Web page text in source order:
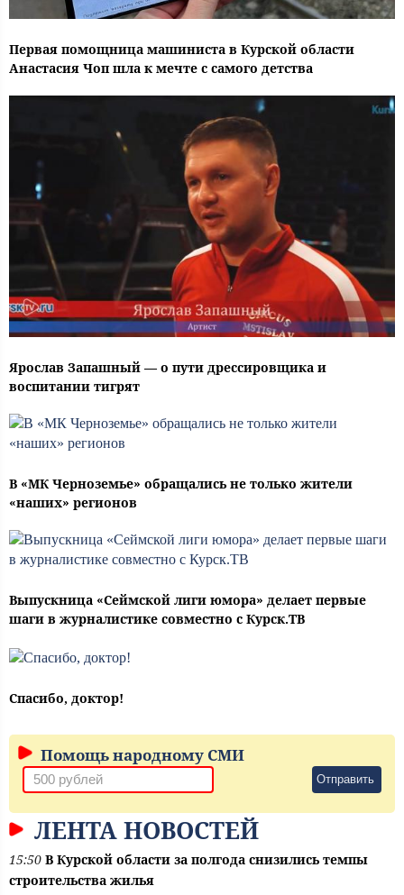
Первая помощница машиниста в Курской области
Анастасия Чоп шла к мечте с самого детства
Ярослав Запашный — о пути дрессировщика и
воспитании тигрят
В «МК Черноземье» обращались не только жители
«наших» регионов
Выпускница «Сеймской лиги юмора» делает первые
шаги в журналистике совместно с Курск.ТВ
Спасибо, доктор!
Помощь народному СМИ
Отправить
ЛЕНТА НОВОСТЕЙ
15:50 В Курской области за полгода снизились темпы
строительства жилья